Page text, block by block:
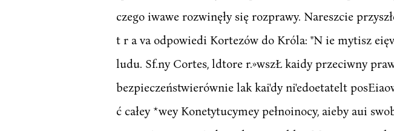
czego iwawe rozwinęły się rozprawy. Nareszcie
t r a va odpowiedi Kortezów do Króla: "N ie mytisz
ludu. Sf.ny Cortes, ldtore r.»wszŁ kaidy przeciwny
bezpieczeństwierównie lak kai'dy ni'edoetatelt
ć całey *wey Konetytucymey pełnoinocy, aieby aui